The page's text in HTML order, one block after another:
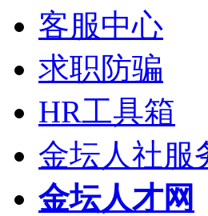
客服中心
求职防骗
HR工具箱
金坛人社服
金坛人才网